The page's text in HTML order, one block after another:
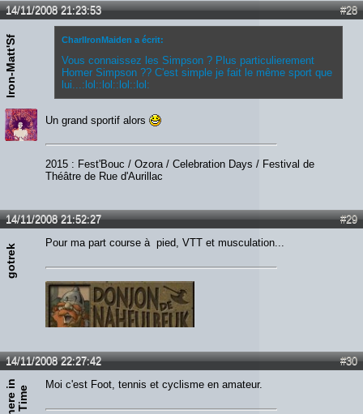
#28
14/11/2008 21:23:53
Iron-Matt'Sf CharlIronMaiden a écrit:
Vous connaissez les Simpson ? Plus particulierement
Homer Simpson ?? C'est simple je fait le même sport que
lui...:lol::lol::lol::lol:
Un grand sportif alors
2015 : Fest'Bouc / Ozora / Celebration Days / Festival de
Théâtre de Rue d'Aurillac
#29
14/11/2008 21:52:27
gotrek
Pour ma part course à pied, VTT et musculation...
#30
14/11/2008 22:27:42
i
e
Moi c'est Foot, tennis et cyclisme en amateur.